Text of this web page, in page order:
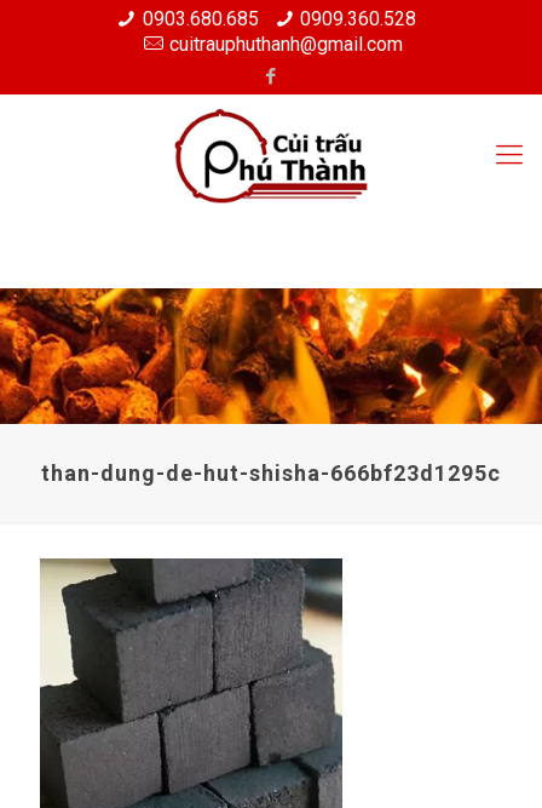
0903.680.685
0909.360.528
cuitrauphuthanh@gmail.com
than-dung-de-hut-shisha-666bf23d1295c